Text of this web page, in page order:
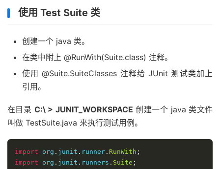
使用 Test Suite 类
创建一个 java 类。
在类中附上 @RunWith(Suite.class) 注释。
使用 @Suite.SuiteClasses 注释给 JUnit 测试类加上
引用。
在目录 C:\ > JUNIT_WORKSPACE 创建一个 java 类文件
叫做 TestSuite.java 来执行测试用例。
import org . junit . runner . RunWith ;
import org . junit . runners . Suite ;